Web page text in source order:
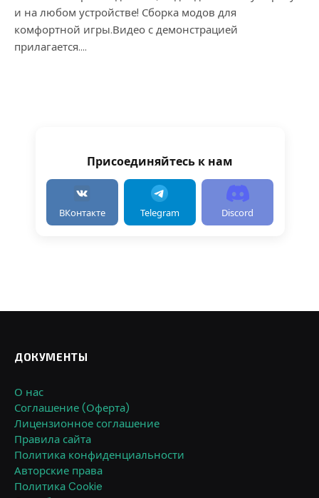
и на любом устройстве! Сборка модов для
комфортной игры.Видео с демонстрацией
прилагается.…
Присоединяйтесь к нам
ВКонтакте Telegram Discord
ДОКУМЕНТЫ
О нас
Соглашение (Оферта)
Лицензионное соглашение
Правила сайта
Политика конфиденциальности
Авторские права
Политика Cookie